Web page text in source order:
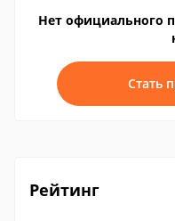
Нет официального
Стать
Рейтинг